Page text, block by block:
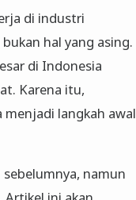
di industri
hal yang asing.
di Indonesia
Karena itu,
langkah awal
namun